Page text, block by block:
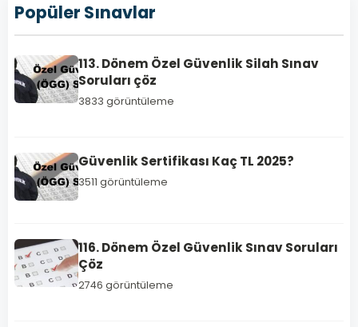
HABERLER
ÖGS
Özel
Güvenlik
Test
Çöz
2026
Popüler Sınavlar
113. Dönem Özel Güvenlik Silah Sınav
Soruları çöz
3833 görüntüleme
Güvenlik Sertifikası Kaç TL 2025?
3511 görüntüleme
116. Dönem Özel Güvenlik Sınav Soruları
Çöz
2746 görüntüleme